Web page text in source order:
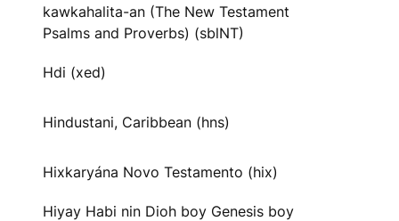
kawkahalita-an (The New Testament
Psalms and Proverbs) (sblNT)
Hdi (xed)
Hindustani, Caribbean (hns)
Hixkaryána Novo Testamento (hix)
Hiyay Habi nin Dioh boy Genesis boy